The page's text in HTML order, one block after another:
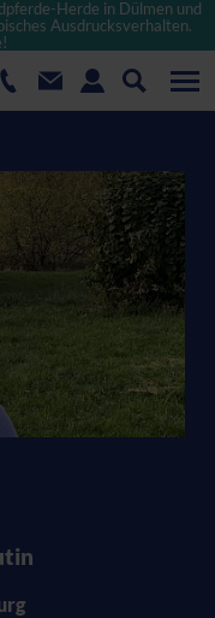
Herde in Dülmen und
Ausdrucksverhalten.